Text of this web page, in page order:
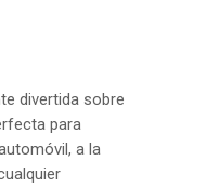
divertida sobre
para
a la